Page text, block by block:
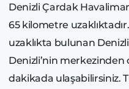
Denizli Çardak
65 kilometre
uzaklıkta bulunan
Denizli’nin
dakikada ulaşabilirsiniz.